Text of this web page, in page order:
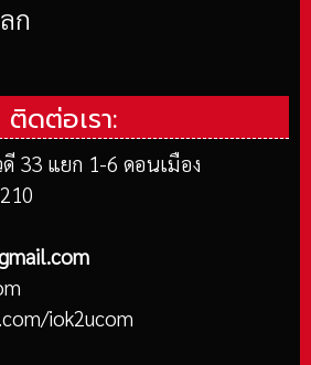
ก
ติดต่อเรา:
33 แยก 1-6 ดอนเมือง
iok2ucom